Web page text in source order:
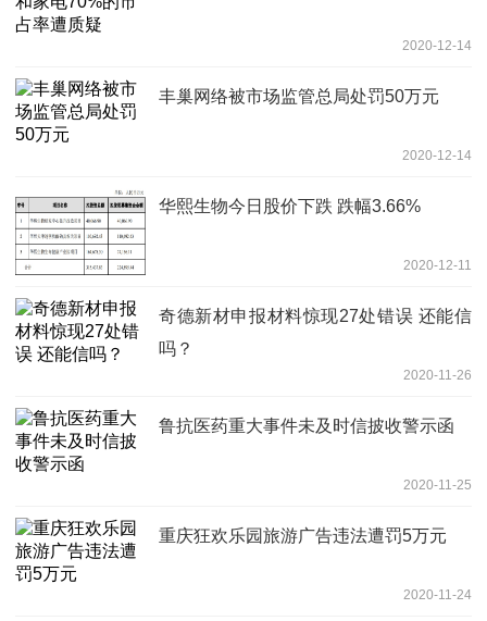
2020-12-14
丰巢网络被市场监管总局处罚50万元
2020-12-14
华熙生物今日股价下跌 跌幅3.66%
2020-12-11
奇德新材申报材料惊现27处错误 还能信
吗？
2020-11-26
鲁抗医药重大事件未及时信披收警示函
2020-11-25
重庆狂欢乐园旅游广告违法遭罚5万元
2020-11-24